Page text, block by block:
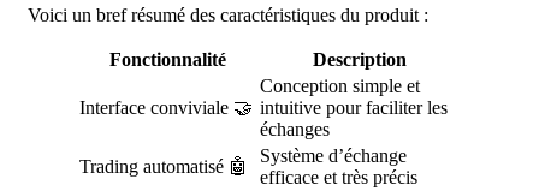
Voici un bref résumé des caractéristiques du produit :
Fonctionnalité Description
Interface conviviale 🤝
Conception simple et
intuitive pour faciliter les
échanges
Trading automatisé 🤖
Système d’échange
efficace et très précis